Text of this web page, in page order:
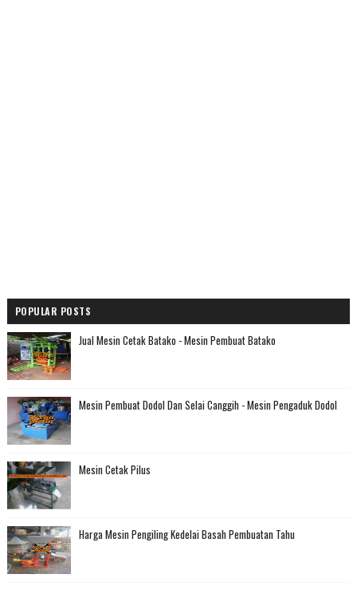
POPULAR POSTS
Jual Mesin Cetak Batako - Mesin Pembuat Batako
Mesin Pembuat Dodol Dan Selai Canggih - Mesin Pengaduk Dodol
Mesin Cetak Pilus
Harga Mesin Pengiling Kedelai Basah Pembuatan Tahu